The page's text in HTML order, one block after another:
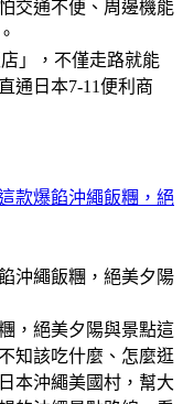
交通不便、周邊機能
」，不僅走路就能
通日本7-11便利商
款爆餡沖繩飯糰，絕
，絕美夕陽與景點這
知該吃什麼、怎麼逛
本沖繩美國村，幫大